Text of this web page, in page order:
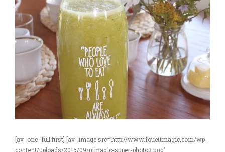
[av_one_full first] [av_image src=’http://www.fouettmagic.com/wp-
content/uploads/2015/09/pimagic-super-photo3.png’